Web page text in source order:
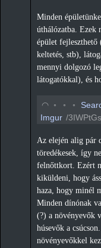
Minden
úthálózatba. Ezek
épület fejleszthető
keltetés, stb),
mennyi dolgozó
látogatókkal), és
◡ ◦ ◦ ◦
Imgur /
Az elején alig pár
töredékesek, így
felnőttkort. Ezért
kiküldeni, hogy
haza, hogy minél
Minden dínónak
(?) a növényevők
húsevők a
növényevőkkel